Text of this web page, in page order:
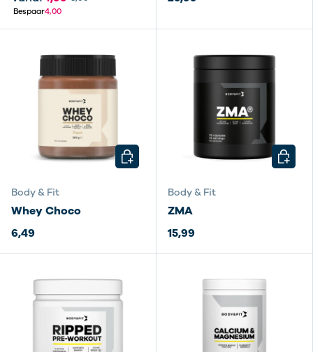
Bespaar4,00
Body & Fit
Whey Choco
6,49
KIES MOGELIJKHEDEN
Body & Fit
ZMA
15,99
KIES